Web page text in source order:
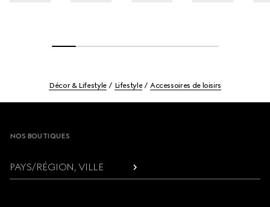
Décor & Lifestyle Lifestyle Accessoires de loisirs
NOS BOUTIQUES
PAYS/RÉGION, VILLE